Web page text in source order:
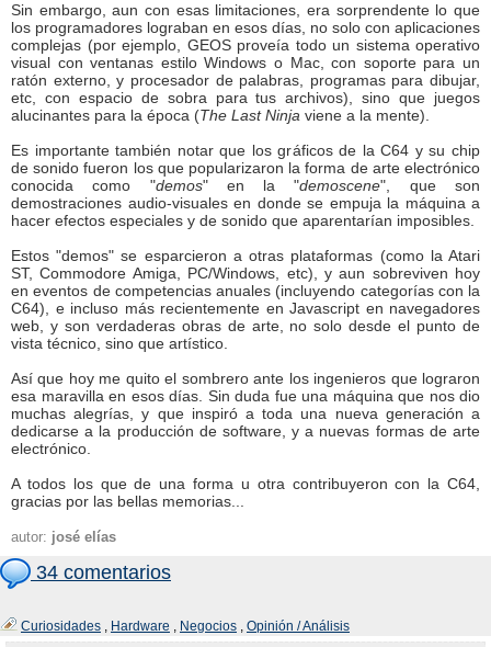
Sin embargo, aun con esas limitaciones, era sorprendente lo que
los programadores lograban en esos días, no solo con aplicaciones
complejas (por ejemplo, GEOS proveía todo un sistema operativo
visual con ventanas estilo Windows o Mac, con soporte para un
ratón externo, y procesador de palabras, programas para dibujar,
etc, con espacio de sobra para tus archivos), sino que juegos
alucinantes para la época (The Last Ninja viene a la mente).
Es importante también notar que los gráficos de la C64 y su chip
de sonido fueron los que popularizaron la forma de arte electrónico
conocida como "demos" en la "demoscene", que son
demostraciones audio-visuales en donde se empuja la máquina a
hacer efectos especiales y de sonido que aparentarían imposibles.
Estos "demos" se esparcieron a otras plataformas (como la Atari
ST, Commodore Amiga, PC/Windows, etc), y aun sobreviven hoy
en eventos de competencias anuales (incluyendo categorías con la
C64), e incluso más recientemente en Javascript en navegadores
web, y son verdaderas obras de arte, no solo desde el punto de
vista técnico, sino que artístico.
Así que hoy me quito el sombrero ante los ingenieros que lograron
esa maravilla en esos días. Sin duda fue una máquina que nos dio
muchas alegrías, y que inspiró a toda una nueva generación a
dedicarse a la producción de software, y a nuevas formas de arte
electrónico.
A todos los que de una forma u otra contribuyeron con la C64,
gracias por las bellas memorias...
autor: josé elías
34 comentarios
Curiosidades , Hardware , Negocios , Opinión / Análisis